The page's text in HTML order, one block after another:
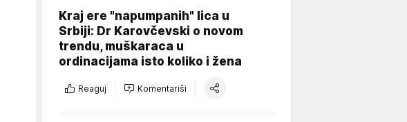
Kraj ere "napumpanih" lica u
Srbiji: Dr Karovčevski o novom
trendu, muškaraca u
ordinacijama isto koliko i žena
Reaguj Komentariši